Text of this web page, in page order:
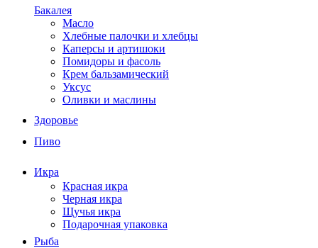
Бакалея
Масло
Хлебные палочки и хлебцы
Каперсы и артишоки
Помидоры и фасоль
Крем бальзамический
Уксус
Оливки и маслины
Здоровье
Пиво
Икра
Красная икра
Черная икра
Щучья икра
Подарочная упаковка
Рыба